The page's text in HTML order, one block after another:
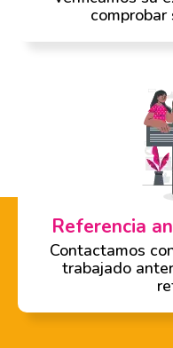
comprobar
Referencia
Contactamos
trabajado